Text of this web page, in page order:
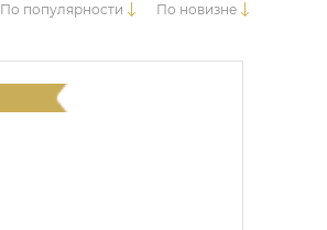
По популярности По новизне